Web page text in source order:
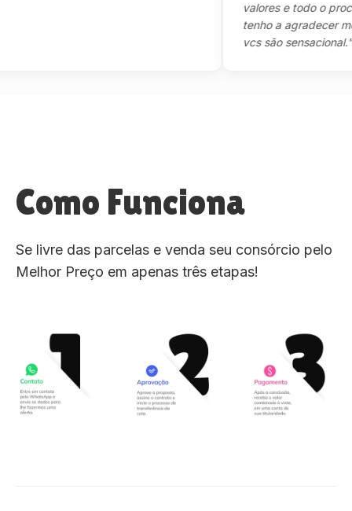
valores e todo o
tenho a agradecer
vcs são sensacional."
Como Funciona
Se livre das parcelas e venda seu consórcio pelo
Melhor Preço em apenas três etapas!